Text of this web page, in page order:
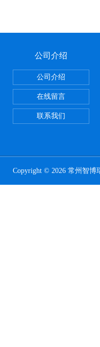
公司介绍
公司介绍
在线留言
联系我们
Copyright © 2026 常州智